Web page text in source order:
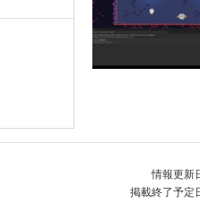
情報更新
掲載終了予定